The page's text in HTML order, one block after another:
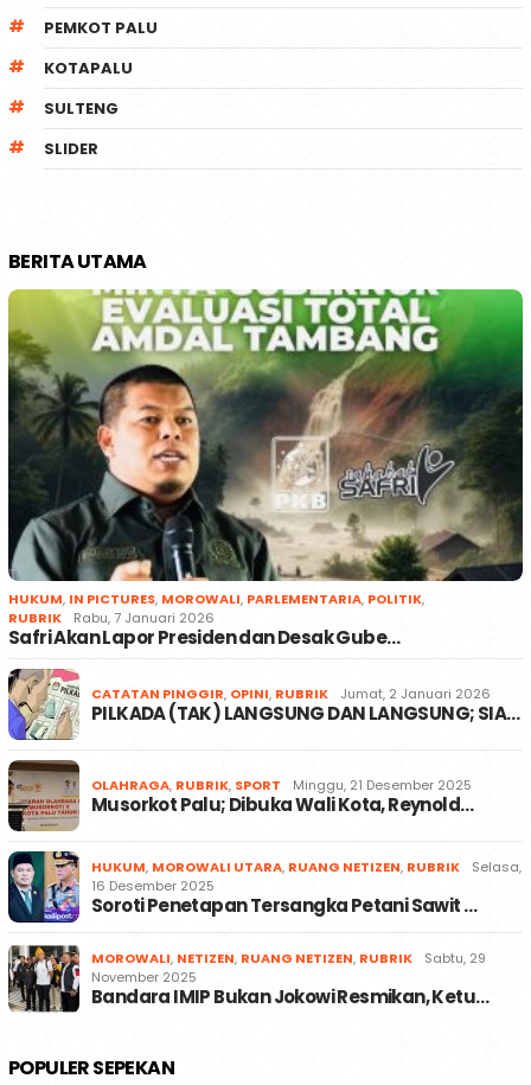
PEMKOT PALU
KOTAPALU
SULTENG
SLIDER
BERITA UTAMA
HUKUM, IN PICTURES, MOROWALI, PARLEMENTARIA, POLITIK,
RUBRIK
Rabu, 7 Januari 2026
Safri Akan Lapor Presiden dan Desak Gube…
CATATAN PINGGIR, OPINI, RUBRIK Jumat, 2 Januari 2026
PILKADA (TAK) LANGSUNG DAN LANGSUNG; SIA…
OLAHRAGA, RUBRIK, SPORT Minggu, 21 Desember 2025
Musorkot Palu; Dibuka Wali Kota, Reynold…
HUKUM, MOROWALI UTARA, RUANG NETIZEN, RUBRIK
Selasa,
16 Desember 2025
Soroti Penetapan Tersangka Petani Sawit …
MOROWALI, NETIZEN, RUANG NETIZEN, RUBRIK
Sabtu, 29
November 2025
Bandara IMIP Bukan Jokowi Resmikan, Ketu…
POPULER SEPEKAN